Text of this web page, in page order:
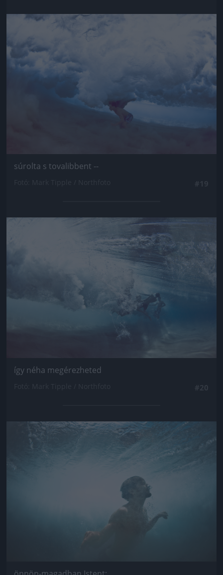
Jön még kép!
súrolta s tovalibbent --
Jön még kép!
így néha megérezheted
Jön még kép!